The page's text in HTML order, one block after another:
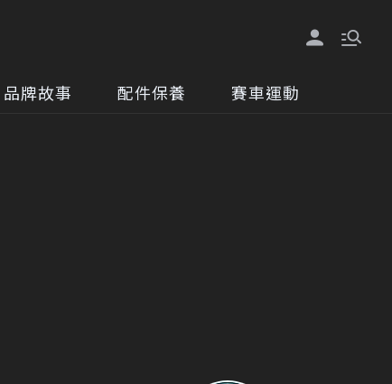
品牌故事 配件保養 賽車運動